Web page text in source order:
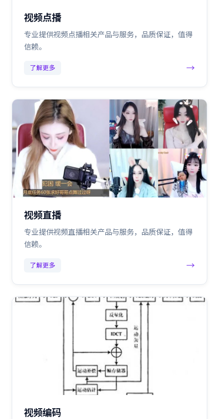
视频点播
专业提供视频点播相关产品与服务，品质保证，值得
信赖。
了解更多 →
视频直播
专业提供视频直播相关产品与服务，品质保证，值得
信赖。
了解更多 →
视频编码